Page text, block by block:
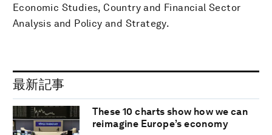
Economic Studies, Country and Financial Sector
Analysis and Policy and Strategy.
最新記事
These 10 charts show how we can
reimagine Europe’s economy